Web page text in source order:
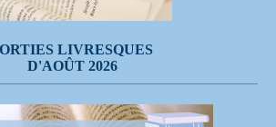
LIVRESQUES
D'AOÛT 2026